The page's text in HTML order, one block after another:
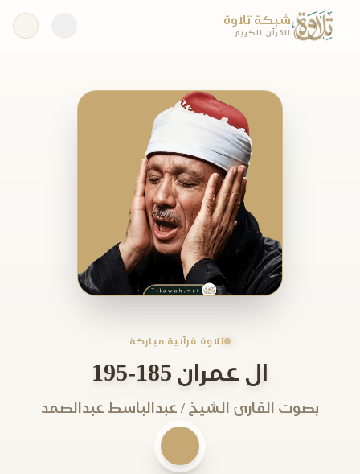
شبكة تلاوة
للقرآن الكريم
تلاوة قرآنية مباركة
ال عمران 185-195
بصوت القارئ الشيخ / عبدالباسط عبدالصمد